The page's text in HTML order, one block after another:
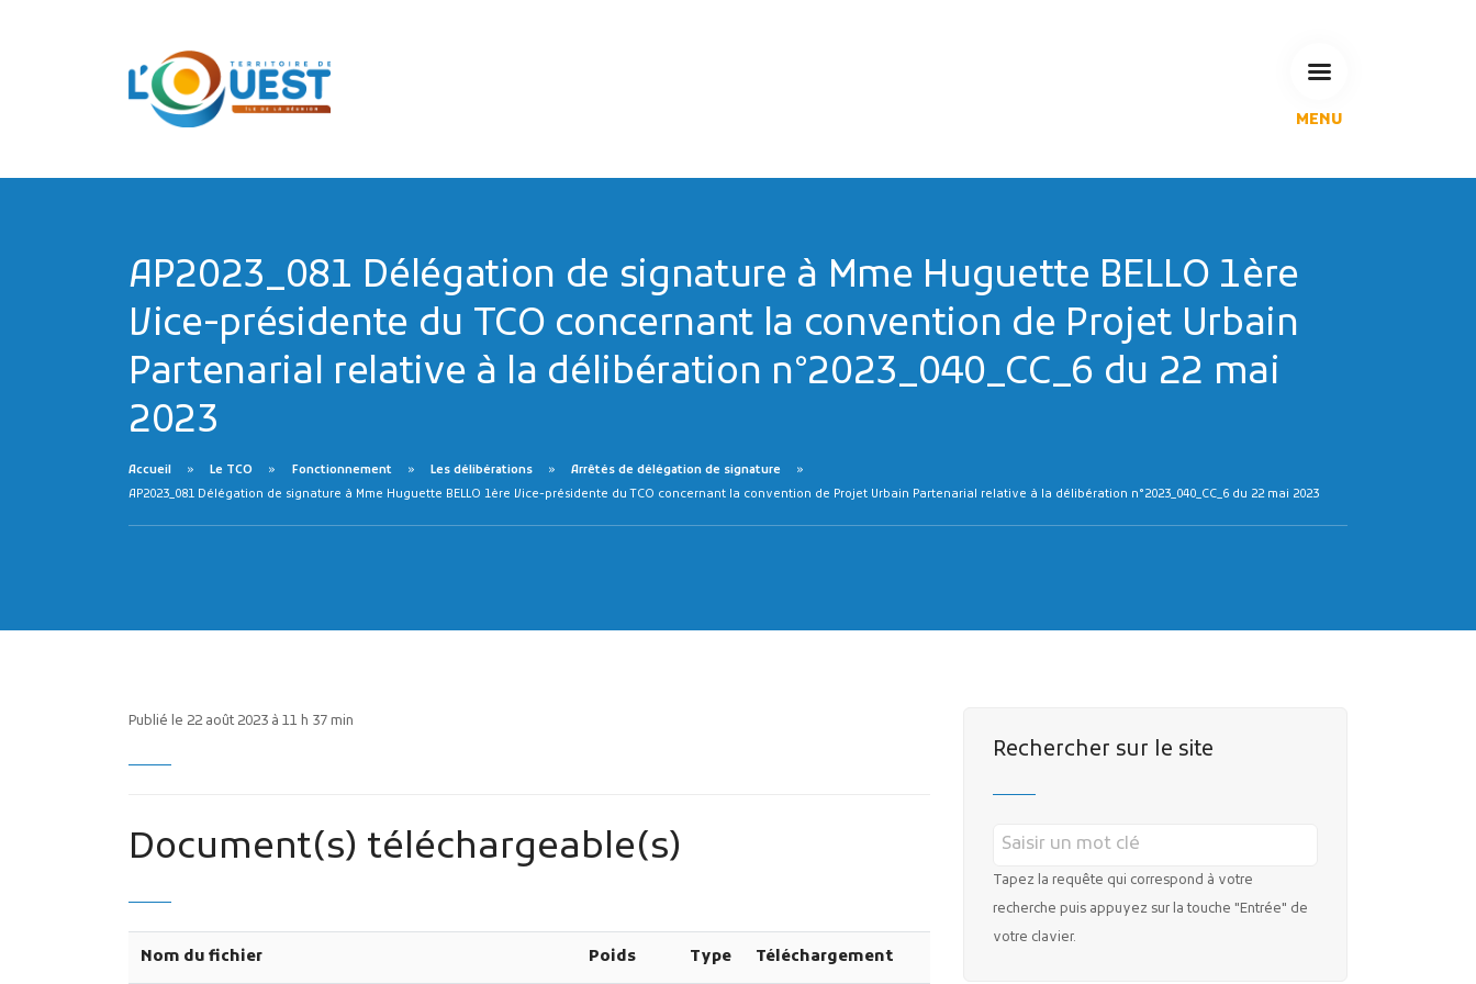
MENU
Espace Pédagogique
RECHERCHE
Publicité des actes
Plans d'accès
AP2023_081 Délégation de signature à Mme Huguette BELLO 1ère
Vice-présidente du TCO concernant la convention de Projet Urbain
Partenarial relative à la délibération n°2023_040_CC_6 du 22 mai
2023
Accueil Le TCO Fonctionnement Les délibérations
Arrêtés de délégation de signature
AP2023_081 Délégation de signature à Mme Huguette BELLO 1ère Vice-présidente du TCO concernant la convention de Projet Urbain Partenarial relative à la délibération n°2023_040_CC_6 du 22 mai 2023
Publié le 22 août 2023 à 11 h 37 min
Document(s) téléchargeable(s)
Nom du fichier Poids Type Téléchargement
Rechercher sur le site
Tapez la requête qui correspond à votre
recherche puis appuyez sur la touche "Entrée" de
votre clavier.